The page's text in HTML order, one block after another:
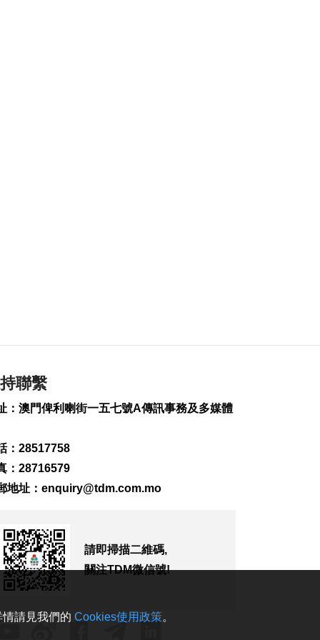
違例
2026-08-08 15:56
2026-08-08 15:39
素質 倡增中西醫協同
2026-08-08 15:32
法聯會續普法對接國
家“十五五”助澳法治
聯繫
：澳門俾利喇街一五七號A傳訊事務及多媒體
：28517758
：28716579
地址： enquiry@tdm.com.mo
請即掃描二維碼,
關注TDM微信號!
請見我們的 Cookies使用政策。